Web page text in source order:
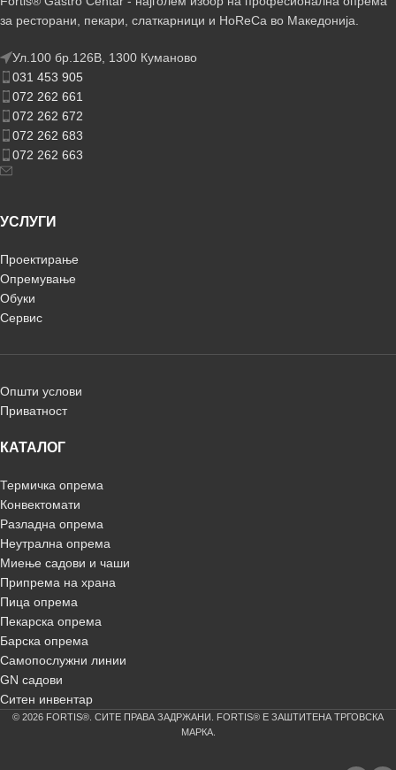
за ресторани, пекари, слаткарници и HoReCa во Македонија.
Ул.100 бр.126В, 1300 Куманово
031 453 905
072 262 661
072 262 672
072 262 683
072 262 663
УСЛУГИ
Проектирање
Опремување
Обуки
Сервис
Општи услови
Приватност
КАТАЛОГ
Термичка опрема
Конвектомати
Разладна опрема
Неутрална опрема
Миење садови и чаши
Припрема на храна
Пица опрема
Пекарска опрема
Барска опрема
Самопослужни линии
GN садови
Ситен инвентар
© 2026 FORTIS®. СИТЕ ПРАВА ЗАДРЖАНИ. FORTIS® Е ЗАШТИТЕНА ТРГОВСКА
МАРКА.